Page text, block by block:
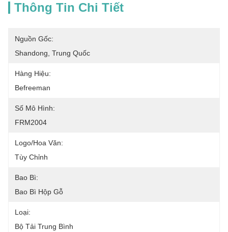
Thông Tin Chi Tiết
Nguồn Gốc:
Shandong, Trung Quốc
Hàng Hiệu:
Befreeman
Số Mô Hình:
FRM2004
Logo/Hoa Văn:
Tùy Chỉnh
Bao Bì:
Bao Bì Hộp Gỗ
Loại:
Bộ Tải Trung Bình